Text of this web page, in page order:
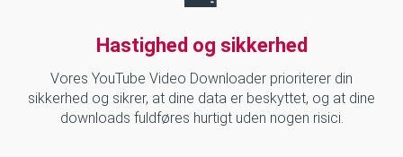
Hastighed og sikkerhed
Vores YouTube Video Downloader prioriterer din
sikkerhed og sikrer, at dine data er beskyttet, og at dine
downloads fuldføres hurtigt uden nogen risici.